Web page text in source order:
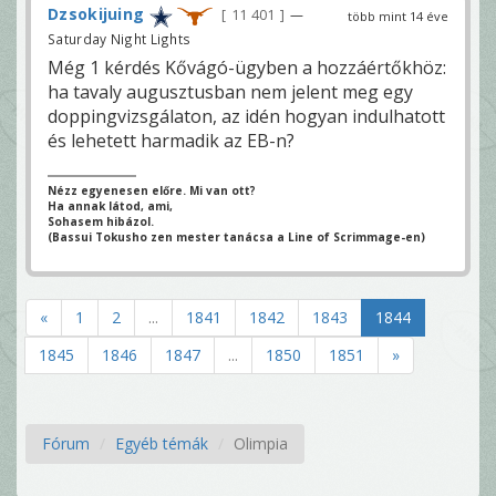
több mint 14 éve
Dzsokijuing 11 401
—
Saturday Night Lights
Még 1 kérdés Kővágó-ügyben a hozzáértőkhöz:
ha tavaly augusztusban nem jelent meg egy
doppingvizsgálaton, az idén hogyan indulhatott
és lehetett harmadik az EB-n?
Nézz egyenesen előre. Mi van ott?
Ha annak látod, ami,
Sohasem hibázol.
(Bassui Tokusho zen mester tanácsa a Line of Scrimmage-en)
« 1 2 ... 1841 1842 1843
1844
1845
1846 1847 ... 1850 1851 »
Fórum Egyéb témák Olimpia